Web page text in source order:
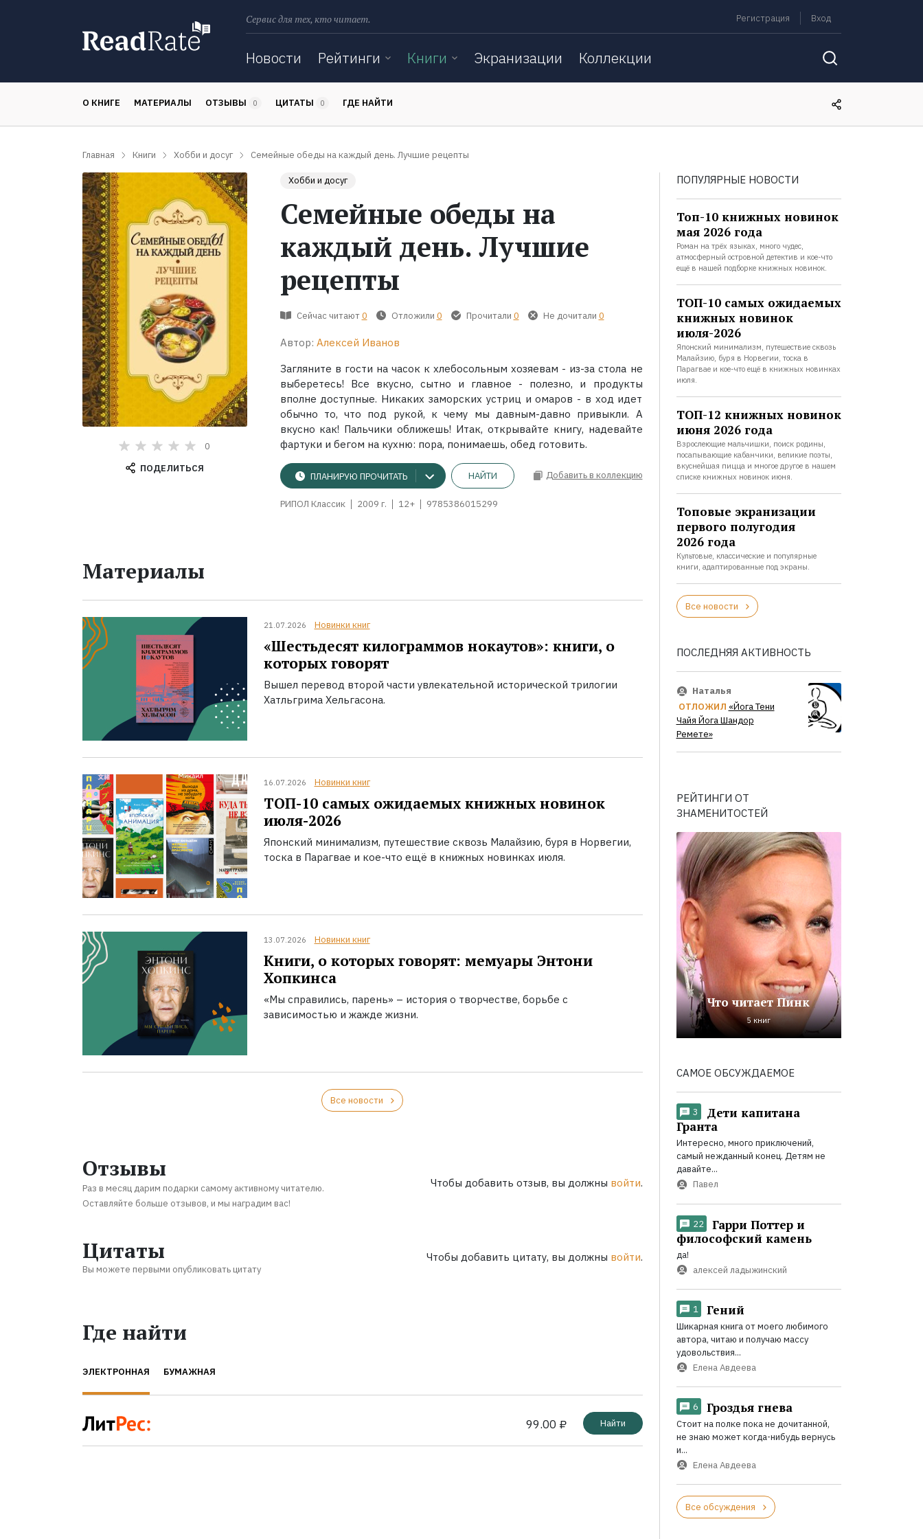
Сервис для тех, кто читает. Регистрация Вход
Новости Рейтинги Книги Экранизации Коллекции
О КНИГЕ МАТЕРИАЛЫ ОТЗЫВЫ 0 ЦИТАТЫ 0 ГДЕ НАЙТИ
Главная Книги Хобби и досуг Семейные обеды на каждый день. Лучшие рецепты
0
ПОДЕЛИТЬСЯ
Хобби и досуг
Семейные обеды на
каждый день. Лучшие
рецепты
Сейчас читают 0 Отложили 0 Прочитали 0 Не дочитали 0
Автор: Алексей Иванов
Загляните в гости на часок к хлебосольным хозяевам - из-за стола не
выберетесь! Все вкусно, сытно и главное - полезно, и продукты
вполне доступные. Никаких заморских устриц и омаров - в ход идет
обычно то, что под рукой, к чему мы давным-давно привыкли. А
вкусно как! Пальчики оближешь! Итак, открывайте книгу, надевайте
фартуки и бегом на кухню: пора, понимаешь, обед готовить.
ПЛАНИРУЮ ПРОЧИТАТЬ НАЙТИ Добавить в коллекцию
РИПОЛ Классик 2009 г. 12+ 9785386015299
Материалы
21.07.2026 Новинки книг
«Шестьдесят килограммов нокаутов»: книги, о
которых говорят
Вышел перевод второй части увлекательной исторической трилогии
Хатльгрима Хельгасона.
16.07.2026 Новинки книг
ТОП-10 самых ожидаемых книжных новинок
июля-2026
Японский минимализм, путешествие сквозь Малайзию, буря в Норвегии,
тоска в Парагвае и кое-что ещё в книжных новинках июля.
13.07.2026 Новинки книг
Книги, о которых говорят: мемуары Энтони
Хопкинса
«Мы справились, парень» – история о творчестве, борьбе с
зависимостью и жажде жизни.
Все новости
Отзывы
Раз в месяц дарим подарки самому активному читателю.
Оставляйте больше отзывов, и мы наградим вас!
Чтобы добавить отзыв, вы должны войти.
Цитаты
Вы можете первыми опубликовать цитату
Чтобы добавить цитату, вы должны войти.
Где найти
ЭЛЕКТРОННАЯ БУМАЖНАЯ
99.00 ₽ Найти
ПОПУЛЯРНЫЕ НОВОСТИ
Топ-10 книжных новинок
мая 2026 года
Роман на трёх языках, много чудес,
атмосферный островной детектив и кое-что
ещё в нашей подборке книжных новинок.
ТОП-10 самых ожидаемых
книжных новинок
июля-2026
Японский минимализм, путешествие сквозь
Малайзию, буря в Норвегии, тоска в
Парагвае и кое-что ещё в книжных новинках
июля.
ТОП-12 книжных новинок
июня 2026 года
Взрослеющие мальчишки, поиск родины,
посапывающие кабанчики, великие поэты,
вкуснейшая пицца и многое другое в нашем
списке книжных новинок июня.
Топовые экранизации
первого полугодия
2026 года
Культовые, классические и популярные
книги, адаптированные под экраны.
Все новости
ПОСЛЕДНЯЯ АКТИВНОСТЬ
Наталья
ОТЛОЖИЛ «Йога Тени
Чайя Йога Шандор
Ремете»
РЕЙТИНГИ ОТ
ЗНАМЕНИТОСТЕЙ
Что читает Пинк
5 книг
САМОЕ ОБСУЖДАЕМОЕ
3
Дети капитана
Гранта
Интересно, много приключений,
самый нежданный конец. Детям не
давайте...
Павел
22
Гарри Поттер и
философский камень
да!
алексей ладыжинский
1 Гений
Шикарная книга от моего любимого
автора, читаю и получаю массу
удовольствия...
Елена Авдеева
6 Гроздья гнева
Стоит на полке пока не дочитанной,
не знаю может когда-нибудь вернусь
и...
Елена Авдеева
Все обсуждения